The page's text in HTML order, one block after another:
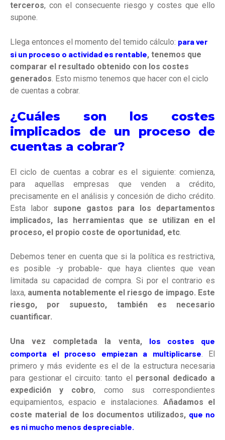
terceros, con el consecuente riesgo y costes que ello
supone.
Llega entonces el momento del temido cálculo: para ver
si un proceso o actividad es rentable, tenemos que
comparar el resultado obtenido con los costes
generados. Esto mismo tenemos que hacer con el ciclo
de cuentas a cobrar.
¿Cuáles son los costes
implicados de un proceso de
cuentas a cobrar?
El ciclo de cuentas a cobrar es el siguiente: comienza,
para aquellas empresas que venden a crédito,
precisamente en el análisis y concesión de dicho crédito.
Esta labor supone gastos para los departamentos
implicados, las herramientas que se utilizan en el
proceso, el propio coste de oportunidad, etc.
Debemos tener en cuenta que si la política es restrictiva,
es posible -y probable- que haya clientes que vean
limitada su capacidad de compra. Si por el contrario es
laxa, aumenta notablemente el riesgo de impago. Este
riesgo, por supuesto, también es necesario
cuantificar.
Una vez completada la venta, los costes que
comporta el proceso empiezan a multiplicarse. El
primero y más evidente es el de la estructura necesaria
para gestionar el circuito: tanto el personal dedicado a
expedición y cobro, como sus correspondientes
equipamientos, espacio e instalaciones. Añadamos el
coste material de los documentos utilizados, que no
es ni mucho menos despreciable.